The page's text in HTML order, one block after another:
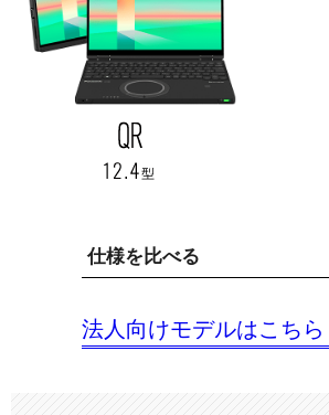
仕様を比べる
法人向けモデルは